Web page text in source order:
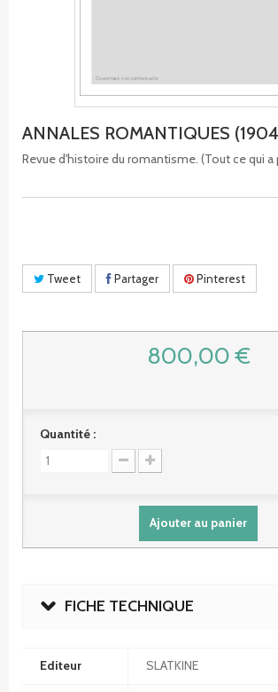
ANNALES ROMANTIQUES
Revue d'histoire du romantisme. (Tout ce qui a
Tweet Partager Pinterest
800,00 €
Quantité :
Ajouter au panier
FICHE TECHNIQUE
Editeur SLATKINE